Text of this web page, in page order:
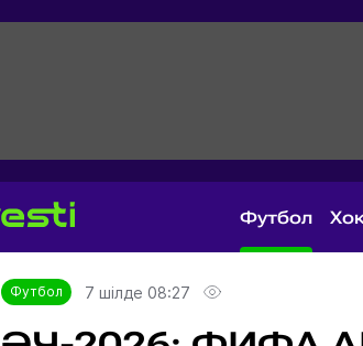
Футбол
Главная
Футбол
Футбол 7 шілде 08:27